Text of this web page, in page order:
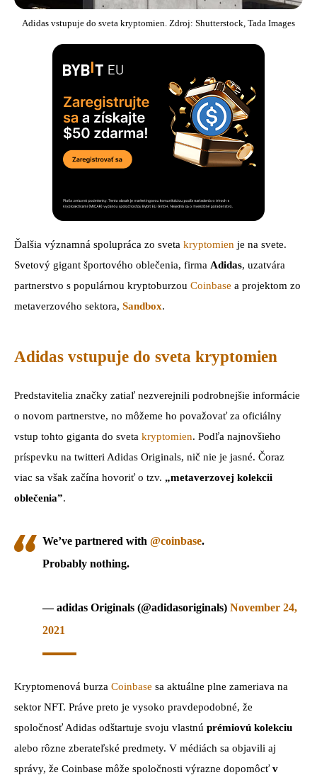
Adidas vstupuje do sveta kryptomien. Zdroj: Shutterstock, Tada Images
Ďalšia významná spolupráca zo sveta kryptomien je na svete.
Svetový gigant športového oblečenia, firma Adidas, uzatvára
partnerstvo s populárnou kryptoburzou Coinbase a projektom zo
metaverzového sektora, Sandbox.
Adidas vstupuje do sveta kryptomien
Predstavitelia značky zatiaľ nezverejnili podrobnejšie informácie
o novom partnerstve, no môžeme ho považovať za oficiálny
vstup tohto giganta do sveta kryptomien. Podľa najnovšieho
príspevku na twitteri Adidas Originals, nič nie je jasné. Čoraz
viac sa však začína hovoriť o tzv. „metaverzovej kolekcii
oblečenia”.
We’ve partnered with @coinbase.
Probably nothing.
— adidas Originals (@adidasoriginals) November 24,
2021
Kryptomenová burza Coinbase sa aktuálne plne zameriava na
sektor NFT. Práve preto je vysoko pravdepodobné, že
spoločnosť Adidas odštartuje svoju vlastnú prémiovú kolekciu
alebo rôzne zberateľské predmety. V médiách sa objavili aj
správy, že Coinbase môže spoločnosti výrazne dopomôcť v